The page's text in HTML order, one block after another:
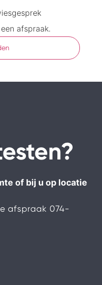
afspraak.
of bij u op locatie
afspraak 074-